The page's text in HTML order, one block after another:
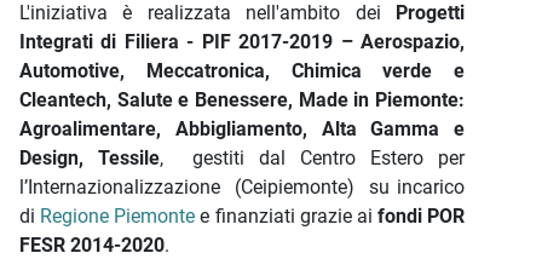
L'iniziativa è realizzata nell'ambito dei
Progetti
Integrati di Filiera - PIF 2017-2019 – Aerospazio,
Automotive, Meccatronica, Chimica verde e
Cleantech, Salute e Benessere, Made in Piemonte:
Agroalimentare, Abbigliamento, Alta Gamma e
Design, Tessile, gestiti dal Centro Estero per
l’Internazionalizzazione (Ceipiemonte) su incarico
di Regione Piemontee finanziati grazie ai fondi POR
FESR 2014-2020.